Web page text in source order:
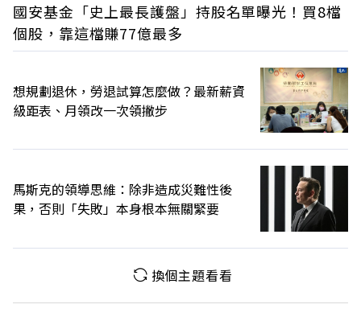
國安基金「史上最長護盤」持股名單曝光！買8檔
個股，靠這檔賺77億最多
想規劃退休，勞退試算怎麼做？最新薪資
級距表、月領改一次領撇步
馬斯克的領導思維：除非造成災難性後
果，否則「失敗」本身根本無關緊要
換個主題看看